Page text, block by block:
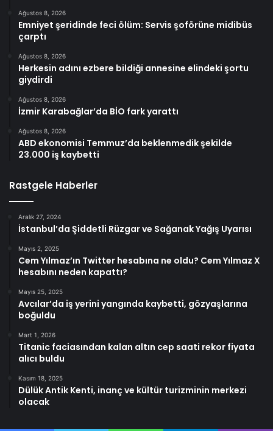
Ağustos 8, 2026
Emniyet şeridinde feci ölüm: Servis şoförüne midibüs
çarptı
Ağustos 8, 2026
Herkesin adını ezbere bildiği annesine elindeki şortu
giydirdi
Ağustos 8, 2026
İzmir Karabağlar’da BİO fark yarattı
Ağustos 8, 2026
ABD ekonomisi Temmuz’da beklenmedik şekilde
23.000 iş kaybetti
Rastgele Haberler
Aralık 27, 2024
İstanbul’da Şiddetli Rüzgar ve Sağanak Yağış Uyarısı
Mayıs 2, 2025
Cem Yılmaz’ın Twitter hesabına ne oldu? Cem Yılmaz X
hesabını neden kapattı?
Mayıs 25, 2025
Avcılar’da iş yerini yangında kaybetti, gözyaşlarına
boğuldu
Mart 1, 2026
Titanic faciasından kalan altın cep saati rekor fiyata
alıcı buldu
Kasım 18, 2025
Dülük Antik Kenti, inanç ve kültür turizminin merkezi
olacak